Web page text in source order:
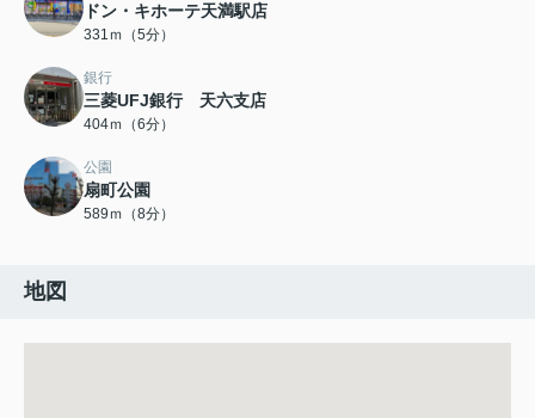
ドン・キホーテ天満駅店
331ｍ（5分）
銀行
三菱UFJ銀行 天六支店
404ｍ（6分）
公園
扇町公園
589ｍ（8分）
地図